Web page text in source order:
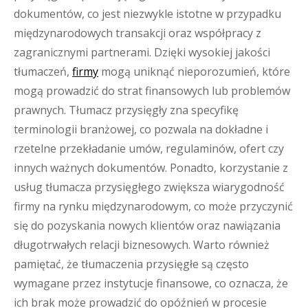
dokumentów, co jest niezwykle istotne w przypadku
międzynarodowych transakcji oraz współpracy z
zagranicznymi partnerami. Dzięki wysokiej jakości
tłumaczeń, firmy mogą uniknąć nieporozumień, które
mogą prowadzić do strat finansowych lub problemów
prawnych. Tłumacz przysięgły zna specyfikę
terminologii branżowej, co pozwala na dokładne i
rzetelne przekładanie umów, regulaminów, ofert czy
innych ważnych dokumentów. Ponadto, korzystanie z
usług tłumacza przysięgłego zwiększa wiarygodność
firmy na rynku międzynarodowym, co może przyczynić
się do pozyskania nowych klientów oraz nawiązania
długotrwałych relacji biznesowych. Warto również
pamiętać, że tłumaczenia przysięgłe są często
wymagane przez instytucje finansowe, co oznacza, że
ich brak może prowadzić do opóźnień w procesie